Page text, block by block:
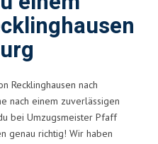
Recklinghausen nach
nach einem zuverlässigen
bei Umzugsmeister Pfaff
genau richtig! Wir haben